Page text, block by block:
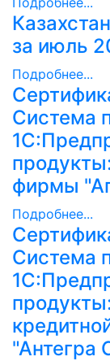
за июль
Подробнее...
Система
фирмы
Подробнее...
Система
"Антегра